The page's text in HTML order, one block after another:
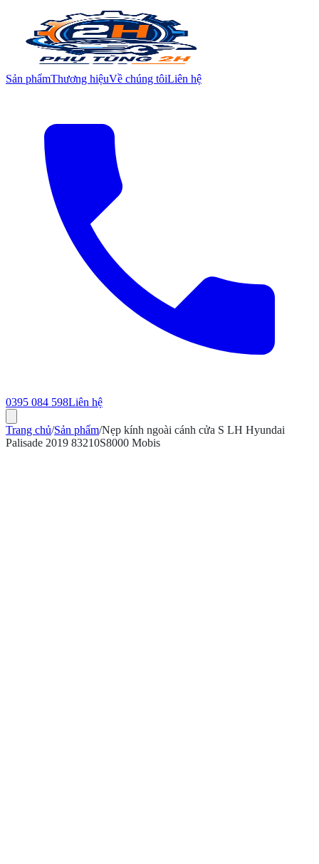
Sản phẩmThương hiệuVề chúng tôiLiên hệ
0395 084 598Liên hệ
Trang chủ/Sản phẩm/Nẹp kính ngoài cánh cửa S LH Hyundai
Palisade 2019 83210S8000 Mobis